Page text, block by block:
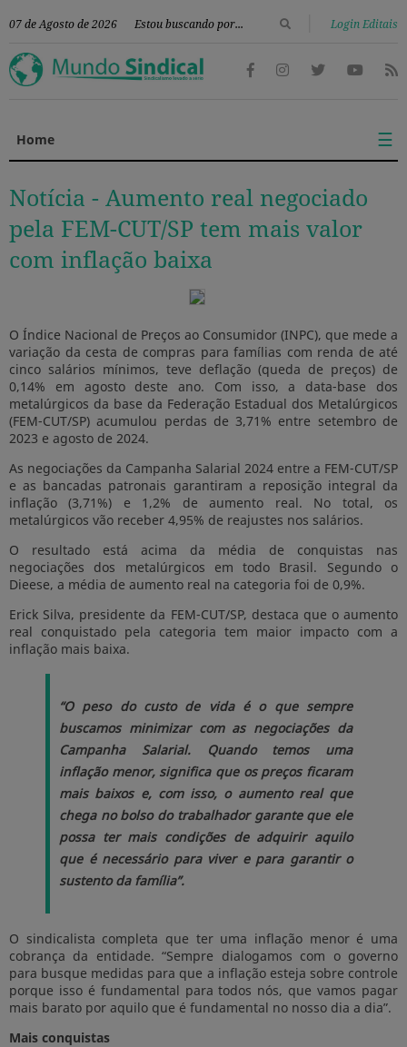
07 de Agosto de 2026 Login Editais
Home ☰
Notícia - Aumento real negociado
pela FEM-CUT/SP tem mais valor
com inflação baixa
O Índice Nacional de Preços ao Consumidor (INPC), que mede a
variação da cesta de compras para famílias com renda de até
cinco salários mínimos, teve deflação (queda de preços) de
0,14% em agosto deste ano. Com isso, a data-base dos
metalúrgicos da base da Federação Estadual dos Metalúrgicos
(FEM-CUT/SP) acumulou perdas de 3,71% entre setembro de
2023 e agosto de 2024.
As negociações da Campanha Salarial 2024 entre a FEM-CUT/SP
e as bancadas patronais garantiram a reposição integral da
inflação (3,71%) e 1,2% de aumento real. No total, os
metalúrgicos vão receber 4,95% de reajustes nos salários.
O resultado está acima da média de conquistas nas
negociações dos metalúrgicos em todo Brasil. Segundo o
Dieese, a média de aumento real na categoria foi de 0,9%.
Erick Silva, presidente da FEM-CUT/SP, destaca que o aumento
real conquistado pela categoria tem maior impacto com a
inflação mais baixa.
“O peso do custo de vida é o que sempre
buscamos minimizar com as negociações da
Campanha Salarial. Quando temos uma
inflação menor, significa que os preços ficaram
mais baixos e, com isso, o aumento real que
chega no bolso do trabalhador garante que ele
possa ter mais condições de adquirir aquilo
que é necessário para viver e para garantir o
sustento da família”.
O sindicalista completa que ter uma inflação menor é uma
cobrança da entidade. “Sempre dialogamos com o governo
para busque medidas para que a inflação esteja sobre controle
porque isso é fundamental para todos nós, que vamos pagar
mais barato por aquilo que é fundamental no nosso dia a dia”.
Mais conquistas